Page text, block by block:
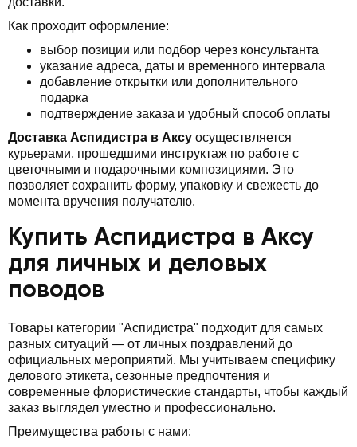
Как проходит оформление:
выбор позиции или подбор через консультанта
указание адреса, даты и временного интервала
добавление открытки или дополнительного
подарка
подтверждение заказа и удобный способ оплаты
Доставка Аспидистра в Аксу осуществляется
курьерами, прошедшими инструктаж по работе с
цветочными и подарочными композициями. Это
позволяет сохранить форму, упаковку и свежесть до
момента вручения получателю.
Купить Аспидистра в Аксу
для личных и деловых
поводов
Товары категории "Аспидистра" подходит для самых
разных ситуаций — от личных поздравлений до
официальных мероприятий. Мы учитываем специфику
делового этикета, сезонные предпочтения и
современные флористические стандарты, чтобы каждый
заказ выглядел уместно и профессионально.
Преимущества работы с нами: